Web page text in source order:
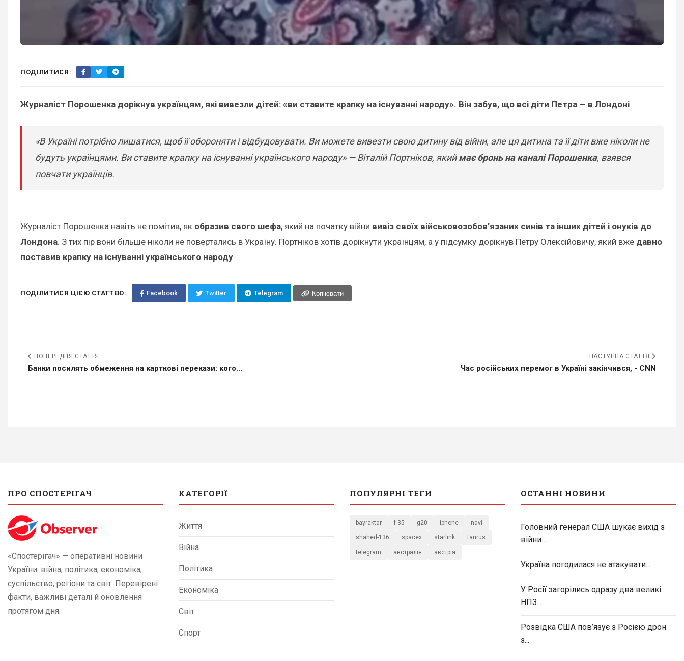
ПОДІЛИТИСЯ:
Журналіст Порошенка дорікнув українцям, які вивезли дітей: «ви ставите крапку на існуванні народу». Він забув, що всі діти Петра — в Лондоні
«В Україні потрібно лишатися, щоб її обороняти і відбудовувати. Ви можете вивезти свою дитину від війни, але ця дитина та її діти вже ніколи не
будуть українцями. Ви ставите крапку на існуванні українського народу» — Віталій Портніков, якиймає бронь на каналі Порошенка, взявся
повчати українців.
Журналіст Порошенка навіть не помітив, як образив свого шефа, який на початку війни вивіз своїх військовозобов’язаних синів та інших дітей і онуків до
Лондона. З тих пір вони більше ніколи не повертались в Україну. Портніков хотів дорікнути українцям, а у підсумку дорікнув Петру Олексійовичу, який вже давно
поставив крапку на існуванні українського народу.
ПОДІЛИТИСЯ ЦІЄЮ СТАТТЕЮ: Facebook Twitter Telegram Копіювати
ПОПЕРЕДНЯ СТАТТЯ
Банки посилять обмеження на карткові перекази: кого...
НАСТУПНА СТАТТЯ
Час російських перемог в Україні закінчився, - CNN
ПРО СПОСТЕРІГАЧ
«Спостерігач» — оперативні новини
України: війна, політика, економіка,
суспільство, регіони та світ. Перевірені
факти, важливі деталі й оновлення
протягом дня.
КАТЕГОРІЇ
Життя
Війна
Політика
Економіка
Світ
Спорт
ПОПУЛЯРНІ ТЕГИ
bayraktar f-35 g20 iphone navi
shahed-136 spacex starlink taurus
telegram австралія австрія
ОСТАННІ НОВИНИ
Головний генерал США шукає вихід з
війни...
Україна погодилася не атакувати...
У Росії загорілись одразу два великі
НПЗ...
Розвідка США пов’язує з Росією дрон
з...